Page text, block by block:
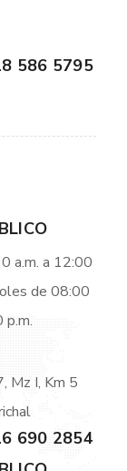
586 5795
a.m. a 12:00
de 08:00
p.m.
Mz I, Km 5
690 2854